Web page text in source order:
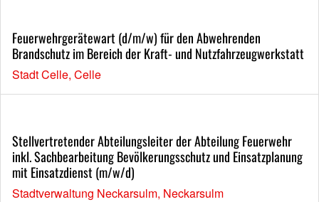
Feuerwehrgerätewart (d/m/w) für den Abwehrenden
Brandschutz im Bereich der Kraft- und Nutzfahrzeugwerkstatt
Stadt Celle, Celle
Stellvertretender Abteilungsleiter der Abteilung Feuerwehr
inkl. Sachbearbeitung Bevölkerungsschutz und Einsatzplanung
mit Einsatzdienst (m/w/d)
Stadtverwaltung Neckarsulm, Neckarsulm